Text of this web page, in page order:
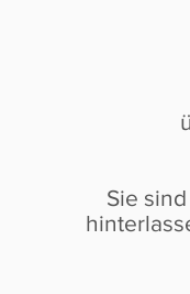
Sie